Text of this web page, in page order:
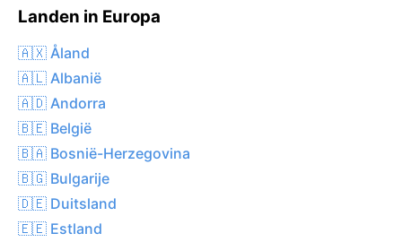
Landen in Europa
🇦🇽 Åland
🇦🇱 Albanië
🇦🇩 Andorra
🇧🇪 België
🇧🇦 Bosnië-Herzegovina
🇧🇬 Bulgarije
🇩🇪 Duitsland
🇪🇪 Estland